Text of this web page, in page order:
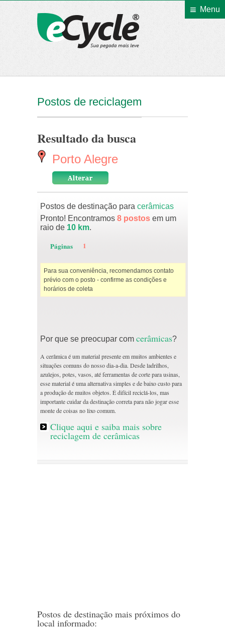
Menu
Postos de reciclagem
Resultado da busca
Porto Alegre
Postos de destinação para cerâmicas
Pronto! Encontramos 8 postos em um
raio de 10 km.
Páginas 1
Para sua conveniência, recomendamos contato
prévio com o posto - confirme as condições e
horários de coleta
Por que se preocupar com cerâmicas?
A cerâmica é um material presente em muitos ambientes e
situações comuns do nosso dia-a-dia. Desde ladrilhos,
azulejos, potes, vasos, até ferramentas de corte para usinas,
esse material é uma alternativa simples e de baixo custo para
a produção de muitos objetos. É difícil reciclá-los, mas
importante cuidar da destinação correta para não jogar esse
monte de coisas no lixo comum.
Clique aqui e saiba mais sobre
reciclagem de cerâmicas
Postos de destinação mais próximos do
local informado: